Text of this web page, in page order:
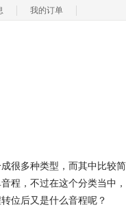
我的订单
很多种类型，而其中比较简
程，不过在这个分类当中，
位后又是什么音程呢？